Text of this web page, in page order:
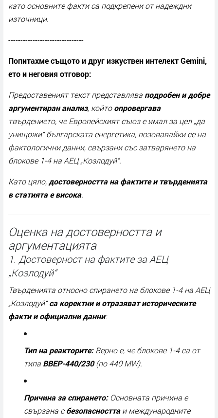
като основните факти са подкрепени от надеждни
източници.
-------------------------------
Попитахме същото и друг изкуствен интелект Gemini,
ето и неговия отговор:
Предоставеният текст представлява подробен и добре
аргументиран анализ, койтоопровергава
твърдението, че Европейският съюз е имал за цел „да
унищожи“ българската енергетика, позовавайки се на
фактологични данни, свързани със затварянето на
блокове 1-4 на АЕЦ „Козлодуй“.
Като цяло,достоверността на фактите и твърденията
в статията е висока.
Оценка на достоверността и
аргументацията
1. Достоверност на фактите за АЕЦ
„Козлодуй“
Твърденията относно спирането на блокове 1-4 на АЕЦ
„Козлодуй“са коректни и отразяват историческите
факти и официални данни:
Тип на реакторите:Верно е, че блокове 1-4 са от
типа ВВЕР-440/230(по 440 MW).
Причина за спирането:Основната причина е
свързана сбезопасносттаи международните